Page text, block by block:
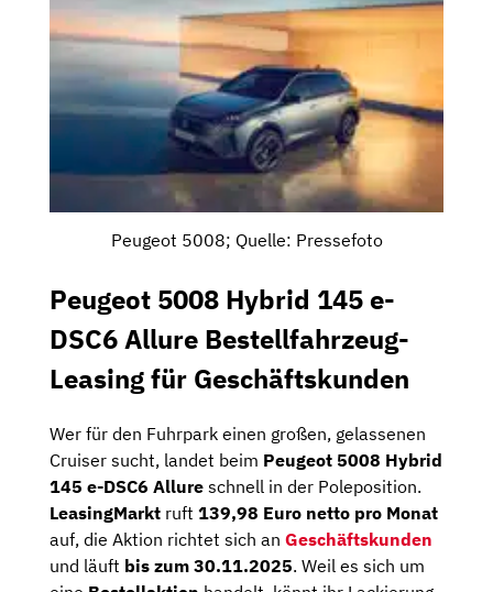
Peugeot 5008; Quelle: Pressefoto
Peugeot 5008 Hybrid 145 e-
DSC6 Allure Bestellfahrzeug-
Leasing für Geschäftskunden
Wer für den Fuhrpark einen großen, gelassenen
Cruiser sucht, landet beim Peugeot 5008 Hybrid
145 e-DSC6 Allure schnell in der Poleposition.
LeasingMarkt ruft 139,98 Euro netto pro Monat
auf, die Aktion richtet sich an Geschäftskunden
und läuft bis zum 30.11.2025. Weil es sich um